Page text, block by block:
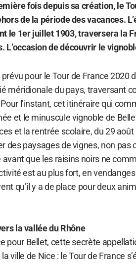
fois depuis sa création, le
de la période des vacances.
le 1er juillet 1903, traversera la
L’occasion de découvrir le
prévu pour le Tour de France 2020
méridionale du pays, traversant
l’instant, cet itinéraire qui
et le minuscule vignoble de
et la rentrée scolaire, du 29
des paysages de vignes, non
avant que les raisins noirs ne
est au plus fort, en
qu’il y a de place pour deux
la vallée du Rhône
pour Bellet, cette secrète
ville de Nice : le Tour de France